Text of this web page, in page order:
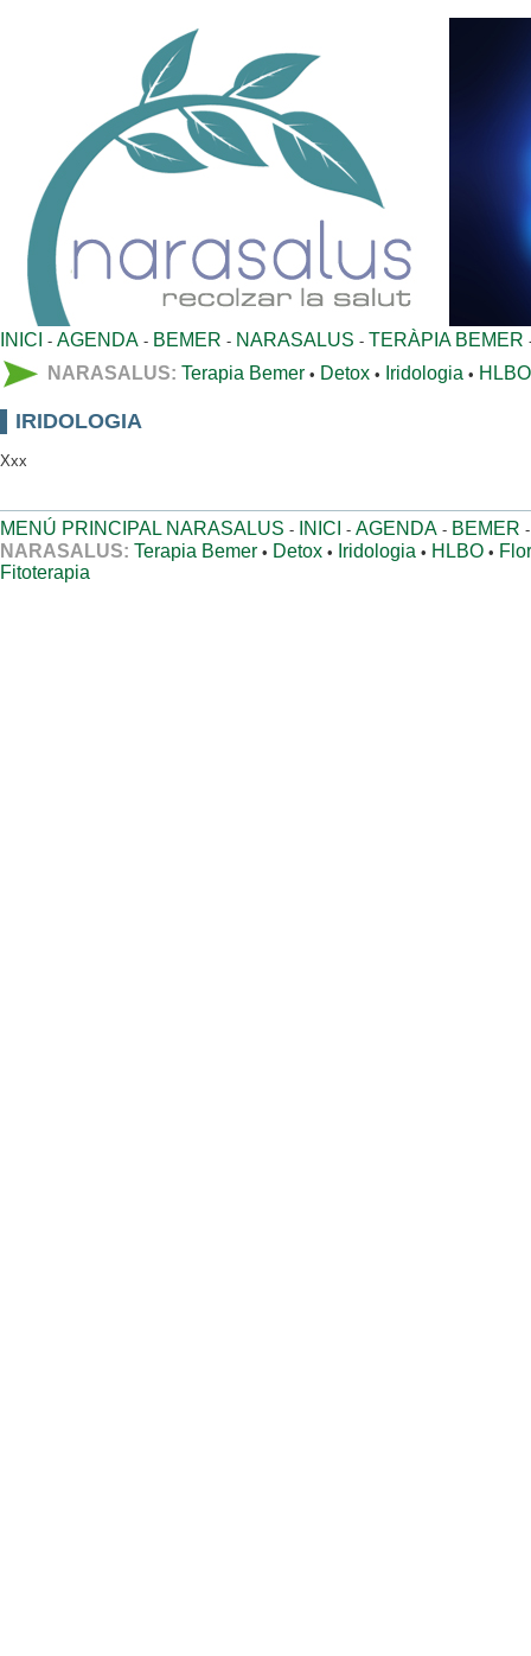
INICI - AGENDA - BEMER - NARASALUS - TERÀPIA BEMER
NARASALUS: Terapia Bemer • Detox • Iridologia • HLBO
IRIDOLOGIA
Xxx
MENÚ PRINCIPAL NARASALUS - INICI - AGENDA - BEMER
NARASALUS: Terapia Bemer • Detox • Iridologia • HLBO •
Fitoterapia